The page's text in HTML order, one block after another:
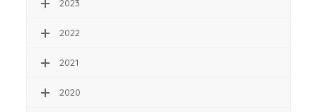
2023
2022
2021
2020